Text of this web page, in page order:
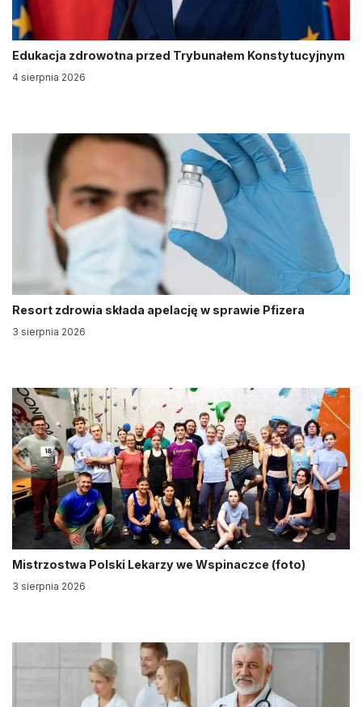
Edukacja zdrowotna przed Trybunałem Konstytucyjnym
4 sierpnia 2026
Resort zdrowia składa apelację w sprawie Pfizera
3 sierpnia 2026
Mistrzostwa Polski Lekarzy we Wspinaczce (foto)
3 sierpnia 2026